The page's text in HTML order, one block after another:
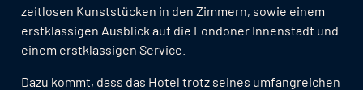
zeitlosen Kunststücken in den Zimmern, sowie einem
erstklassigen Ausblick auf die Londoner Innenstadt und
einem erstklassigen Service.
Dazu kommt, dass das Hotel trotz seines umfangreichen